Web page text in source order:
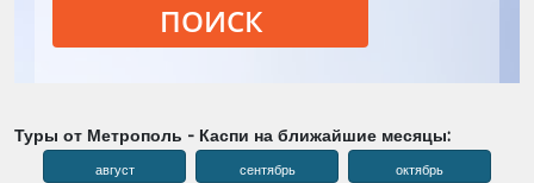
ПОИСК
Туры от Метрополь - Каспи на ближайшие месяцы:
август сентябрь октябрь